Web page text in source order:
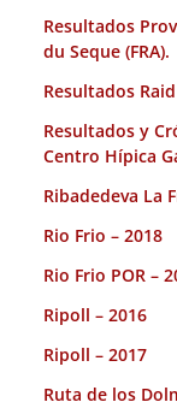
Resultados
du Seque (FRA).
Resultados
Resultados y
Centro Hípica
Ribadedeva La
Rio Frio – 2018
Rio Frio POR –
Ripoll – 2016
Ripoll – 2017
Ruta de los